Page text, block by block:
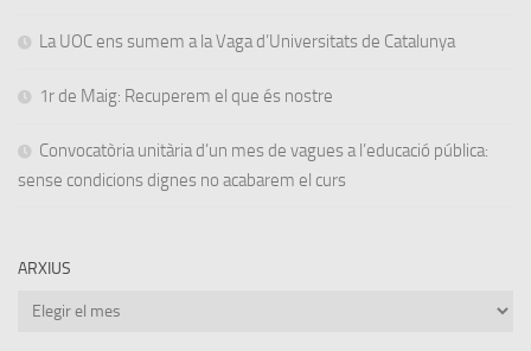
La UOC ens sumem a la Vaga d’Universitats de Catalunya
1r de Maig: Recuperem el que és nostre
Convocatòria unitària d’un mes de vagues a l’educació pública:
sense condicions dignes no acabarem el curs
ARXIUS
Arxius